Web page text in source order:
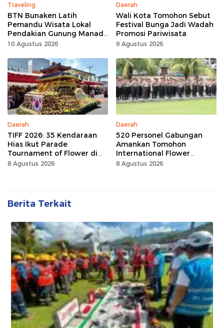
Traveling
BTN Bunaken Latih
Pemandu Wisata Lokal
Pendakian Gunung Manado
Tua
10 Agustus 2026
Daerah
Wali Kota Tomohon Sebut
Festival Bunga Jadi Wadah
Promosi Pariwisata
9 Agustus 2026
Daerah
TIFF 2026: 35 Kendaraan
Hias Ikut Parade
Tournament of Flower di
Tomohon
8 Agustus 2026
Daerah
520 Personel Gabungan
Amankan Tomohon
International Flower
Festival
8 Agustus 2026
Berita Terkait